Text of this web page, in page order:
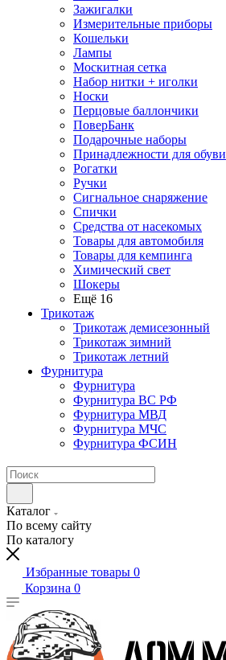
Зажигалки
Измерительные приборы
Кошельки
Лампы
Москитная сетка
Набор нитки + иголки
Носки
Перцовые баллончики
ПоверБанк
Подарочные наборы
Принадлежности для обуви
Рогатки
Ручки
Сигнальное снаряжение
Спички
Средства от насекомых
Товары для автомобиля
Товары для кемпинга
Химический свет
Шокеры
Ещё 16
Трикотаж
Трикотаж демисезонный
Трикотаж зимний
Трикотаж летний
Фурнитура
Фурнитура
Фурнитура ВС РФ
Фурнитура МВД
Фурнитура МЧС
Фурнитура ФСИН
Каталог
По всему сайту
По каталогу
Избранные товары 0
Корзина 0